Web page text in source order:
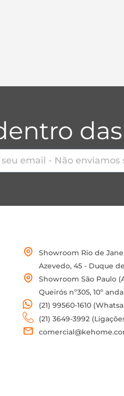
das
Showroom Rio de
Azevedo, 45 - Duque
Showroom São Paulo
Queirós nº305, 10º
(21) 99560-1610
(21) 3649-3992